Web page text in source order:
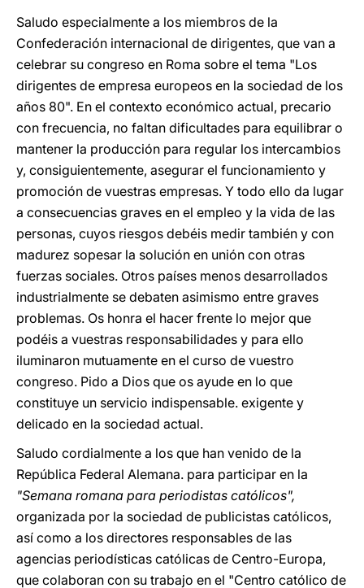
Saludo especialmente a los miembros de la
Confederación internacional de dirigentes, que van a
celebrar su congreso en Roma sobre el tema "Los
dirigentes de empresa europeos en la sociedad de los
años 80". En el contexto económico actual, precario
con frecuencia, no faltan dificultades para equilibrar o
mantener la producción para regular los intercambios
y, consiguientemente, asegurar el funcionamiento y
promoción de vuestras empresas. Y todo ello da lugar
a consecuencias graves en el empleo y la vida de las
personas, cuyos riesgos debéis medir también y con
madurez sopesar la solución en unión con otras
fuerzas sociales. Otros países menos desarrollados
industrialmente se debaten asimismo entre graves
problemas. Os honra el hacer frente lo mejor que
podéis a vuestras responsabilidades y para ello
iluminaron mutuamente en el curso de vuestro
congreso. Pido a Dios que os ayude en lo que
constituye un servicio indispensable. exigente y
delicado en la sociedad actual.
Saludo cordialmente a los que han venido de la
República Federal Alemana. para participar en la
"Semana romana para periodistas católicos",
organizada por la sociedad de publicistas católicos,
así como a los directores responsables de las
agencias periodísticas católicas de Centro-Europa,
que colaboran con su trabajo en el "Centro católico de